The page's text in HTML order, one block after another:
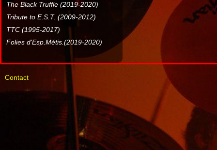
The Black Truffle (2019-2020)
Tribute to E.S.T. (2009-2012)
TTC (1995-2017)
Folies d'Esp.Métis.(2019-2020)
Contact